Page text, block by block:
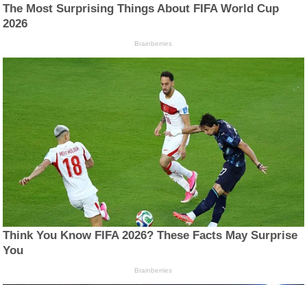
The Most Surprising Things About FIFA World Cup
2026
Brainberries
Think You Know FIFA 2026? These Facts May Surprise
You
Brainberries